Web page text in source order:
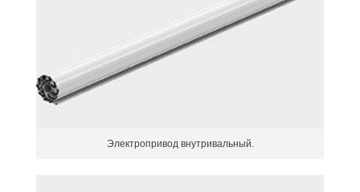
Электропривод внутривальный.